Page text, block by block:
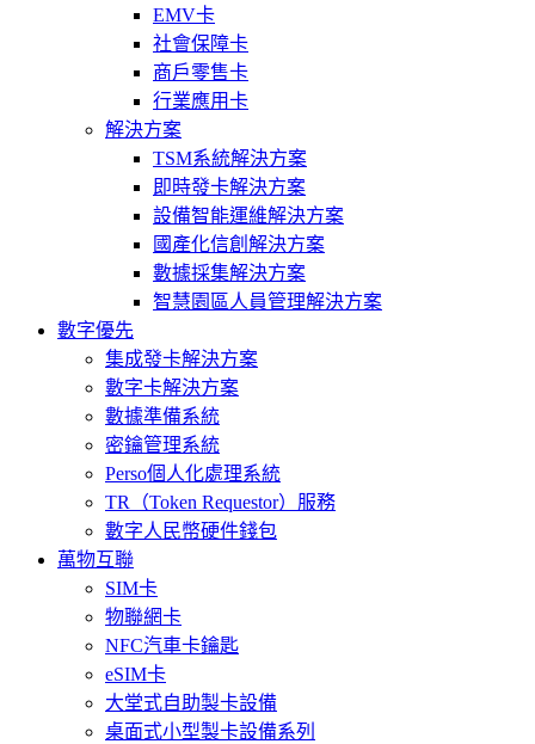
EMV卡
社會保障卡
商戶零售卡
行業應用卡
解決方案
TSM系統解決方案
即時發卡解決方案
設備智能運維解決方案
國產化信創解決方案
數據採集解決方案
智慧園區人員管理解決方案
數字優先
集成發卡解決方案
數字卡解決方案
數據準備系統
密鑰管理系統
Perso個人化處理系統
TR（Token Requestor）服務
數字人民幣硬件錢包
萬物互聯
SIM卡
物聯網卡
NFC汽車卡鑰匙
eSIM卡
大堂式自助製卡設備
桌面式小型製卡設備系列